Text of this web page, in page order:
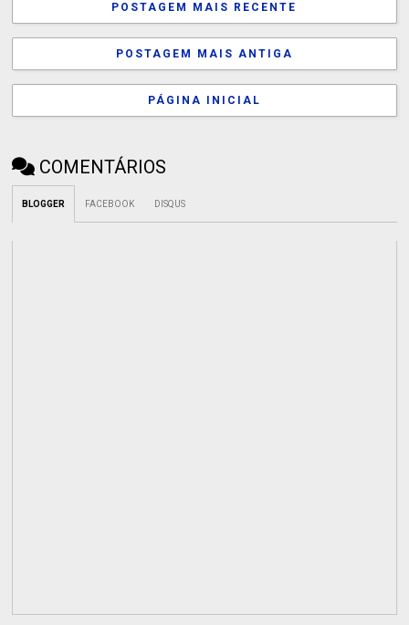
POSTAGEM MAIS RECENTE
POSTAGEM MAIS ANTIGA
PÁGINA INICIAL
COMENTÁRIOS
BLOGGER FACEBOOK DISQUS